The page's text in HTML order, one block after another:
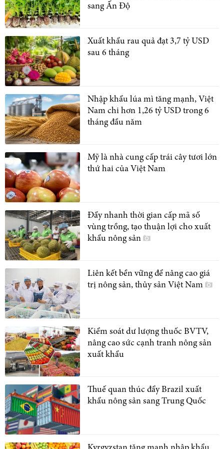
sang Ấn Độ
Xuất khẩu rau quả đạt 3,7 tỷ USD
sau 6 tháng
Nhập khẩu lúa mì tăng mạnh, Việt
Nam chi hơn 1,26 tỷ USD trong 6
tháng đầu năm
Mỹ là nhà cung cấp trái cây tươi lớn
thứ hai của Việt Nam
Đẩy nhanh thời gian cấp mã số
vùng trồng, tạo thuận lợi cho xuất
khẩu nông sản
Liên kết bền vững để nâng cao giá
trị nông sản, thủy sản Việt Nam
Kiểm soát dư lượng thuốc BVTV,
nâng cao sức cạnh tranh nông sản
xuất khẩu
Thuế quan thúc đẩy Brazil xuất
khẩu nông sản sang Trung Quốc